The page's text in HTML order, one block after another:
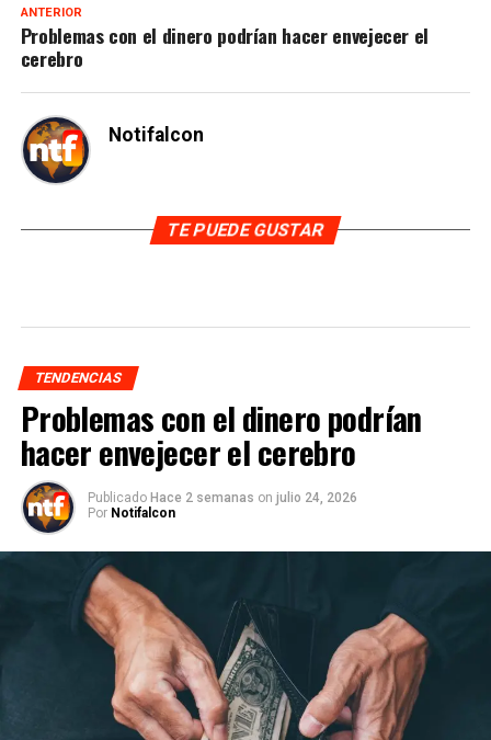
ANTERIOR
Problemas con el dinero podrían hacer envejecer el
cerebro
Notifalcon
TE PUEDE GUSTAR
TENDENCIAS
Problemas con el dinero podrían
hacer envejecer el cerebro
Publicado Hace 2 semanas on julio 24, 2026
Por Notifalcon